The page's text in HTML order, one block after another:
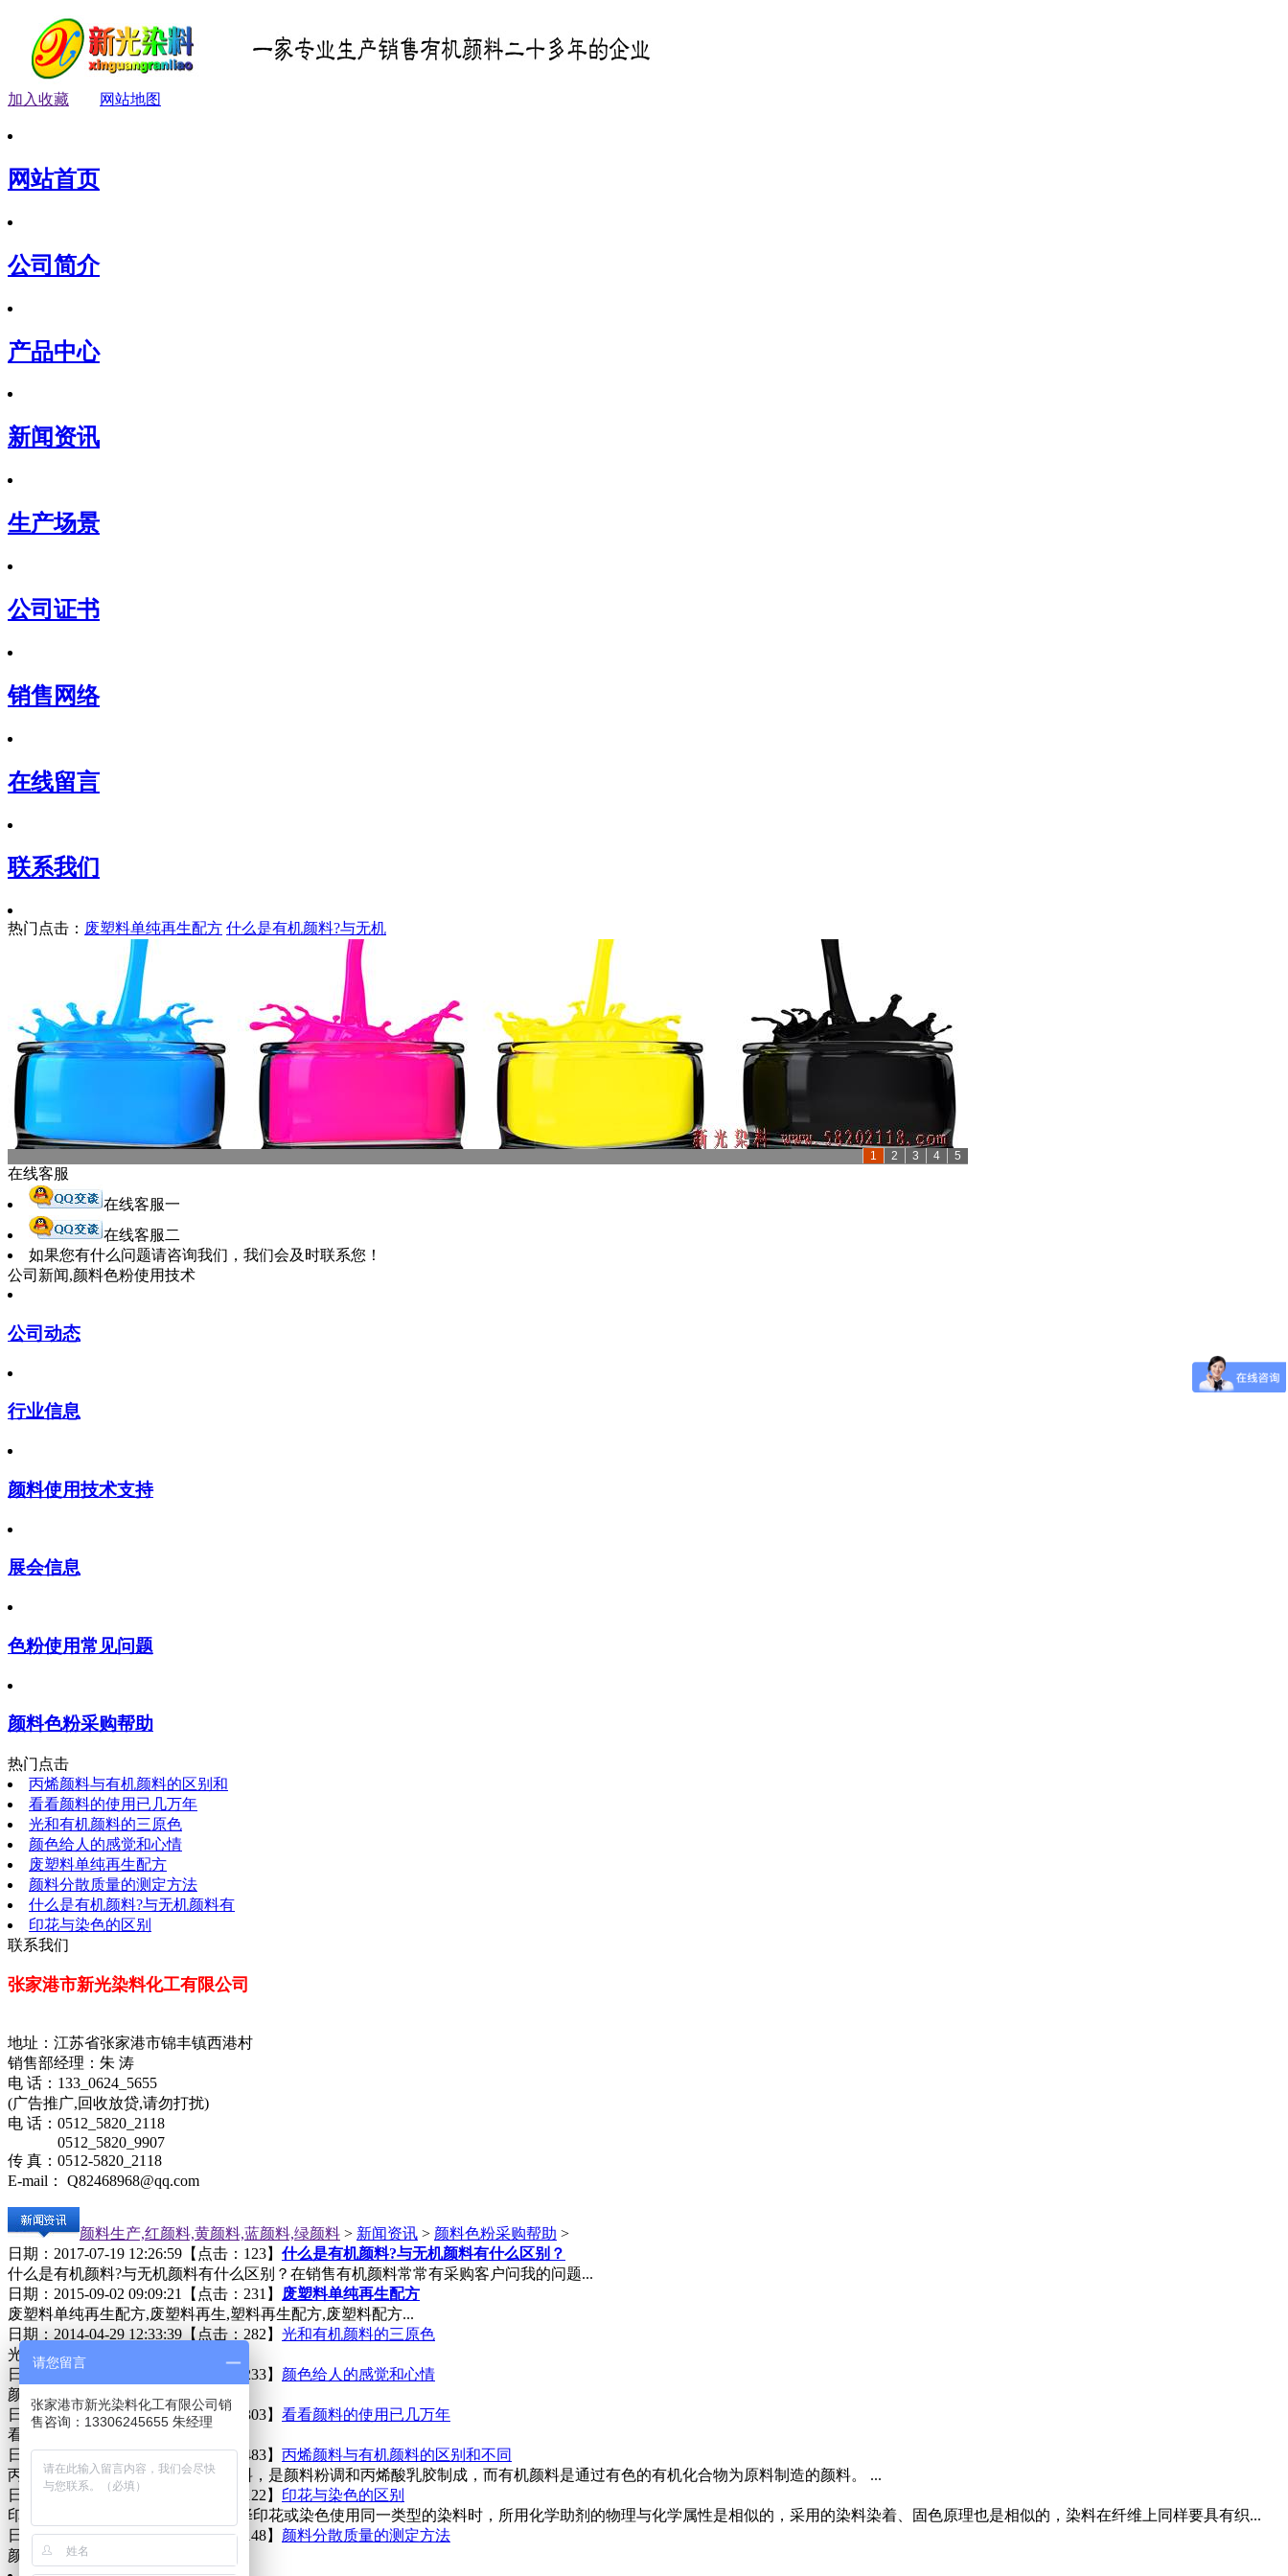
加入收藏 网站地图
网站首页
公司简介
产品中心
新闻资讯
生产场景
公司证书
销售网络
在线留言
联系我们
热门点击： 废塑料单纯再生配方 什么是有机颜料?与无机
1 2 3 4 5
在线客服
在线客服一
在线客服二
如果您有什么问题请咨询我们，我们会及时联系您！
公司新闻,颜料色粉使用技术
公司动态
行业信息
颜料使用技术支持
展会信息
色粉使用常见问题
颜料色粉采购帮助
热门点击
丙烯颜料与有机颜料的区别和
看看颜料的使用已几万年
光和有机颜料的三原色
颜色给人的感觉和心情
废塑料单纯再生配方
颜料分散质量的测定方法
什么是有机颜料?与无机颜料有
印花与染色的区别
联系我们
张家港市新光染料化工有限公司
地址：江苏省张家港市锦丰镇西港村
销售部经理：朱 涛
电 话：133_0624_5655
(广告推广,回收放贷,请勿打扰)
电 话：0512_5820_2118
0512_5820_9907
传 真：0512-5820_2118
E-mail： Q82468968@qq.com
颜料生产,红颜料,黄颜料,蓝颜料,绿颜料 > 新闻资讯 > 颜料色粉采购帮助 >
日期：2017-07-19 12:26:59【点击：123】 什么是有机颜料?与无机颜料有什么区别？
什么是有机颜料?与无机颜料有什么区别？在销售有机颜料常常有采购客户问我的问题...
日期：2015-09-02 09:09:21【点击：231】
废塑料单纯再生配方
废塑料单纯再生配方,废塑料再生,塑料再生配方,废塑料配方...
日期：2014-04-29 12:33:39【点击：282】 光和有机颜料的三原色
光和有机颜料的三原色 ...
日期：2014-04-29 11:12:17【点击：233】 颜色给人的感觉和心情
颜色给人的感觉和心情...
日期：2014-04-29 11:07:38【点击：303】 看看颜料的使用已几万年
看看颜料的使用已几万年...
日期：2014-04-29 11:04:29【点击：483】 丙烯颜料与有机颜料的区别和不同
丙烯颜料是通过人工合成的聚合颜料，是颜料粉调和丙烯酸乳胶制成，而有机颜料是通过有色的有机化合物为原料制造的颜料。 ...
日期：2014-04-29 10:59:13【点击：122】 印花与染色的区别
印花是一种局部的染色，因此，选择印花或染色使用同一类型的染料时，所用化学助剂的物理与化学属性是相似的，采用的染料染着、固色原理也是相似的，染料在纤维上同样要具有织...
日期：2014-04-29 10:56:07【点击：148】 颜料分散质量的测定方法
颜料分散质量的测定方法...
请您留言
张家港市新光染料化工有限公司销
售咨询：13306245655 朱经理